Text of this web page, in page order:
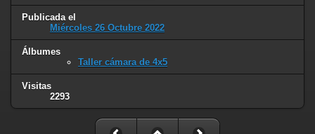
Publicada el
Miércoles 26 Octubre 2022
Álbumes
Taller cámara de 4x5
Visitas
2293